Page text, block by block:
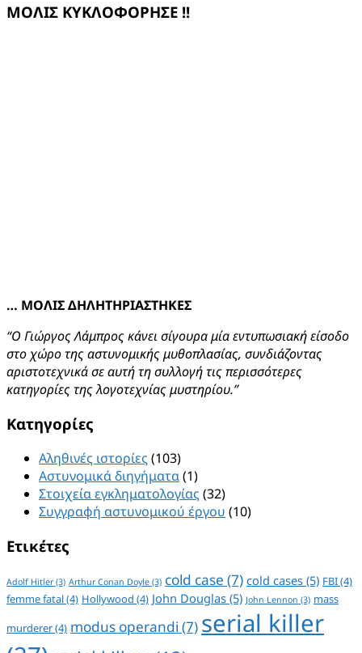
ΜΟΛΙΣ ΚΥΚΛΟΦΟΡΗΣΕ !!
… ΜΟΛΙΣ ΔΗΛΗΤΗΡΙΑΣΤΗΚΕΣ
“Ο Γιώργος Λάμπρος κάνει σίγουρα μία εντυπωσιακή είσοδο
στο χώρο της αστυνομικής μυθοπλασίας, συνδιάζοντας
αριστοτεχνικά σε αυτή τη συλλογή τις περισσότερες
κατηγορίες της λογοτεχνίας μυστηρίου.”
Kατηγορίες
Αληθινές ιστορίες (103)
Αστυνομικά διηγήματα(1)
Στοιχεία εγκληματολογίας (32)
Συγγραφή αστυνομικού έργου (10)
Ετικέτες
Adolf Hitler(3) Arthur Conan Doyle (3) cold case (7) cold cases (5) FBI(4)
femme fatal(4) Hollywood (4) John Douglas (5) John Lennon (3) mass
murderer(4) modus operandi (7) serial killer